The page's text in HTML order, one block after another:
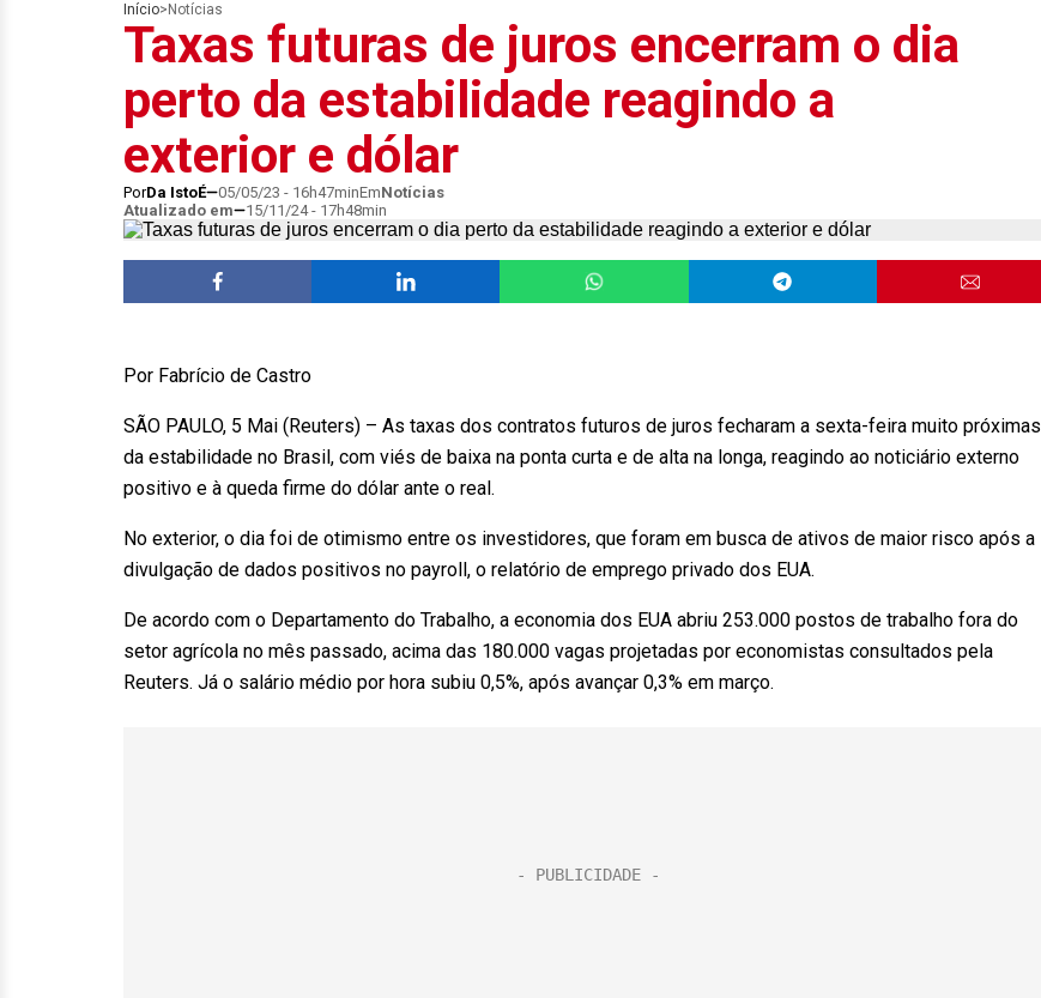
Início> Notícias
Taxas futuras de juros encerram o dia
perto da estabilidade reagindo a
exterior e dólar
PorDa IstoÉ 05/05/23 - 16h47minEmNotícias
Atualizado em
15/11/24 - 17h48min
Por Fabrício de Castro
SÃO PAULO, 5 Mai (Reuters) – As taxas dos contratos futuros de juros fecharam a sexta-feira muito próximas
da estabilidade no Brasil, com viés de baixa na ponta curta e de alta na longa, reagindo ao noticiário externo
positivo e à queda firme do dólar ante o real.
No exterior, o dia foi de otimismo entre os investidores, que foram em busca de ativos de maior risco após a
divulgação de dados positivos no payroll, o relatório de emprego privado dos EUA.
De acordo com o Departamento do Trabalho, a economia dos EUA abriu 253.000 postos de trabalho fora do
setor agrícola no mês passado, acima das 180.000 vagas projetadas por economistas consultados pela
Reuters. Já o salário médio por hora subiu 0,5%, após avançar 0,3% em março.